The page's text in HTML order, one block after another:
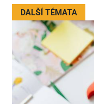
DALŠÍ TÉMATA